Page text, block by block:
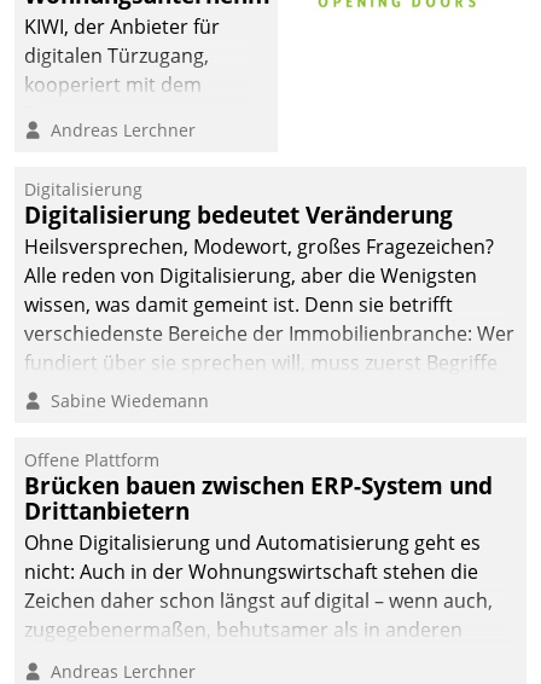
KIWI, der Anbieter für
digitalen Türzugang,
kooperiert mit dem
Softwareentwicklungshaus
Andreas Lerchner
Digitalisierung
Digitalisierung bedeutet Veränderung
Heilsversprechen, Modewort, großes Fragezeichen?
Alle reden von Digitalisierung, aber die Wenigsten
wissen, was damit gemeint ist. Denn sie betrifft
verschiedenste Bereiche der Immobilienbranche: Wer
fundiert über sie sprechen will, muss zuerst Begriffe
klären. Ein Aspekt ist die betriebliche Optimierung:
Einsparungen durch optimierte und automatisierte
Prozesse. Doch man darf nicht zu viel erwarten: Allein
mit der Einführung einer neuen Software ist es nicht
getan. Die Digitalisierung erfordert von Unternehmen
die Bereitschaft, sich zu überprüfen, zu hinterfragen
und zu verändern.
Sabine Wiedemann
Offene Plattform
Brücken bauen zwischen ERP-System und
Drittanbietern
Ohne Digitalisierung und Automatisierung geht es
nicht: Auch in der Wohnungswirtschaft stehen die
Zeichen daher schon längst auf digital – wenn auch,
zugegebenermaßen, behutsamer als in anderen
Branchen.
Andreas Lerchner